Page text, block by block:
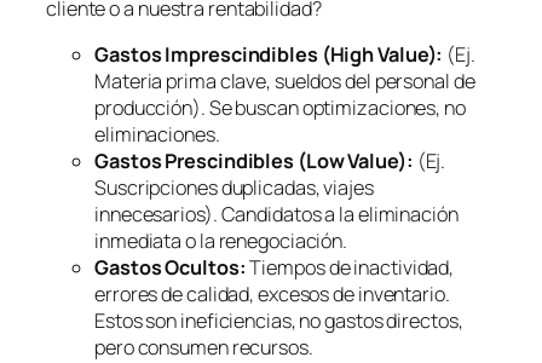
cliente o a nuestra rentabilidad?
Gastos Imprescindibles (High Value): (Ej.
Materia prima clave, sueldos del personal de
producción). Se buscan optimizaciones, no
eliminaciones.
Gastos Prescindibles (Low Value): (Ej.
Suscripciones duplicadas, viajes
innecesarios). Candidatos a la eliminación
inmediata o la renegociación.
Gastos Ocultos:Tiempos de inactividad,
errores de calidad, excesos de inventario.
Estos son ineficiencias, no gastos directos,
pero consumen recursos.